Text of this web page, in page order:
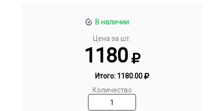
В наличии
Цена за шт.
1180
Итого: 1180.00
Количество